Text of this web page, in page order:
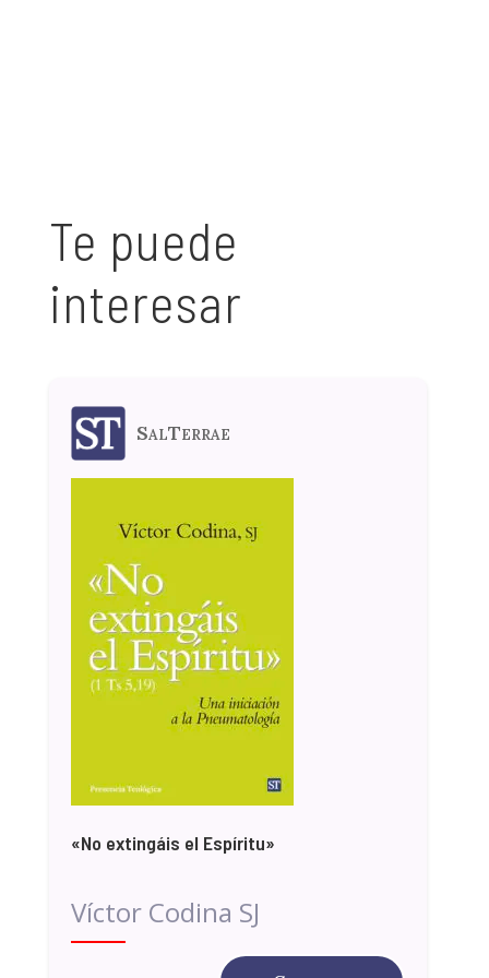
Te puede
interesar
SalTerrae
«No extingáis el Espíritu»
Víctor Codina SJ